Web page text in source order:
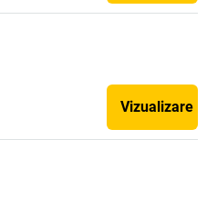
Vizualizare